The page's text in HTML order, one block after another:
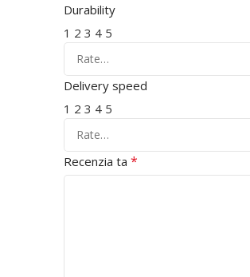
Durability
1 2 3 4 5
Delivery speed
1 2 3 4 5
Recenzia ta *